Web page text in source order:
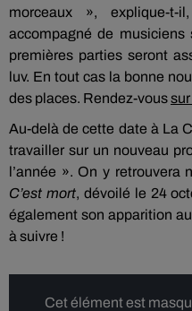
morceaux », explique-t-
accompagné de
premières parties seront
luv. En tout cas la bonne
des places. Rendez-vous
Au-delà de cette date à La
travailler sur un nouveau
l’année ». On y retrouvera
C’est mort, dévoilé le 24
également son apparition
à suivre !
Cet élément est